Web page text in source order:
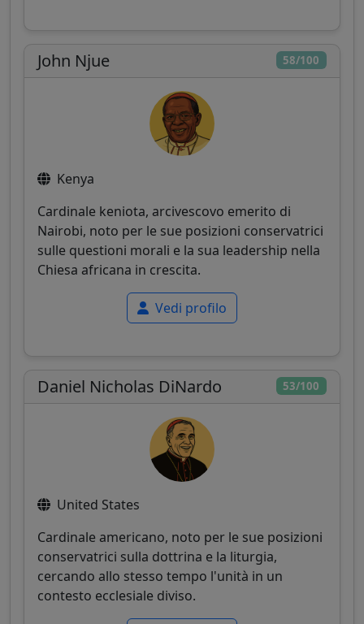
58/100
John Njue
Kenya
Cardinale keniota, arcivescovo emerito di
Nairobi, noto per le sue posizioni conservatrici
sulle questioni morali e la sua leadership nella
Chiesa africana in crescita.
Vedi profilo
53/100
Daniel Nicholas DiNardo
United States
Cardinale americano, noto per le sue posizioni
conservatrici sulla dottrina e la liturgia,
cercando allo stesso tempo l'unità in un
contesto ecclesiale diviso.